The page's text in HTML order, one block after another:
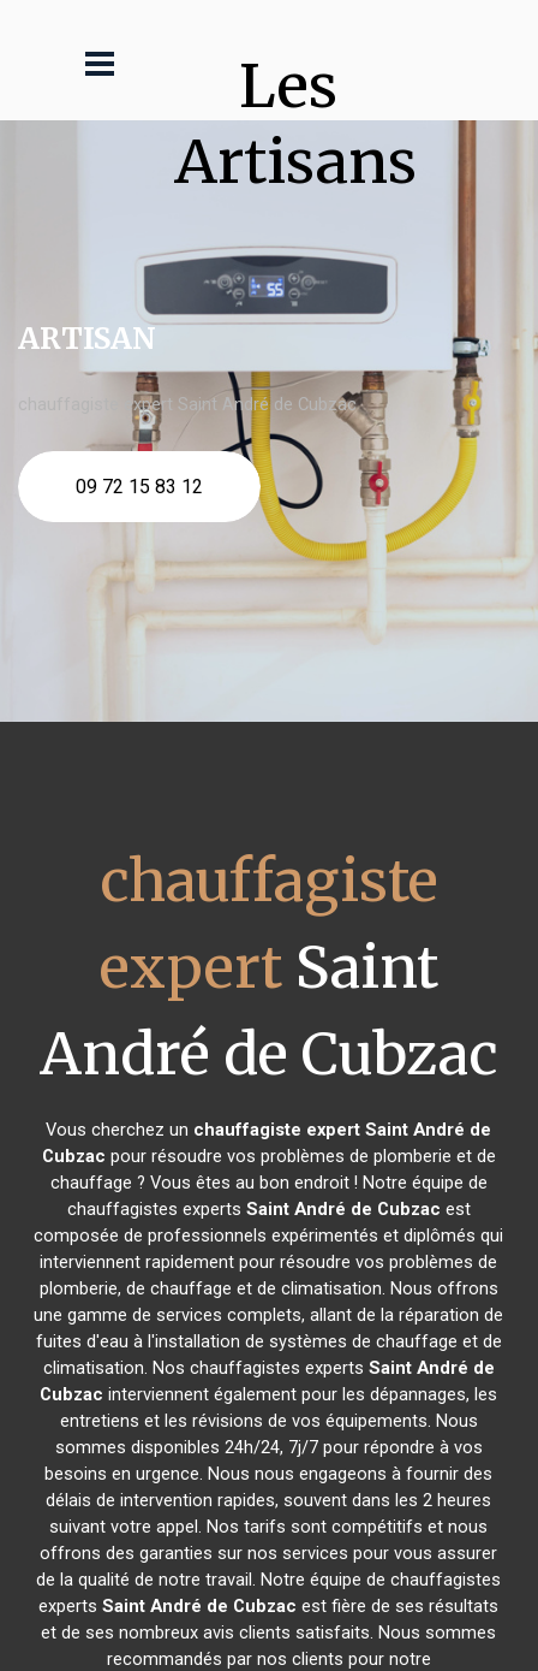
Les
Artisans
ARTISAN
chauffagiste expert Saint André de Cubzac
09 72 15 83 12
chauffagiste
expertSaint
André de Cubzac
Vous cherchez un chauffagiste expert Saint André de
Cubzac pour résoudre vos problèmes de plomberie et de
chauffage ? Vous êtes au bon endroit ! Notre équipe de
chauffagistes experts Saint André de Cubzac est
composée de professionnels expérimentés et diplômés qui
interviennent rapidement pour résoudre vos problèmes de
plomberie, de chauffage et de climatisation. Nous offrons
une gamme de services complets, allant de la réparation de
fuites d'eau à l'installation de systèmes de chauffage et de
climatisation. Nos chauffagistes experts Saint André de
Cubzac interviennent également pour les dépannages, les
entretiens et les révisions de vos équipements. Nous
sommes disponibles 24h/24, 7j/7 pour répondre à vos
besoins en urgence. Nous nous engageons à fournir des
délais de intervention rapides, souvent dans les 2 heures
suivant votre appel. Nos tarifs sont compétitifs et nous
offrons des garanties sur nos services pour vous assurer
de la qualité de notre travail. Notre équipe de chauffagistes
expertsSaint André de Cubzac est fière de ses résultats
et de ses nombreux avis clients satisfaits. Nous sommes
recommandés par nos clients pour notre